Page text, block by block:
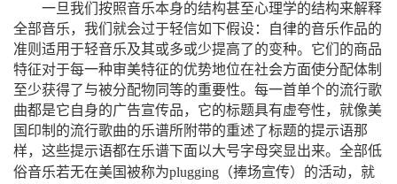
一旦我们按照音乐本身的结构甚至心理学的结构来解释
全部音乐，我们就会过于轻信如下假设：自律的音乐作品的
准则适用于轻音乐及其或多或少提高了的变种。它们的商品
特征对于每一种审美特征的优势地位在社会方面使分配体制
至少获得了与被分配物同等的重要性。每一首单个的流行歌
曲都是它自身的广告宣传品，它的标题具有虚夸性，就像美
国印制的流行歌曲的乐谱所附带的重述了标题的提示语那
样，这些提示语都在乐谱下面以大号字母突显出来。全部低
俗音乐若无在美国被称为plugging （捧场宣传）
的活动，就